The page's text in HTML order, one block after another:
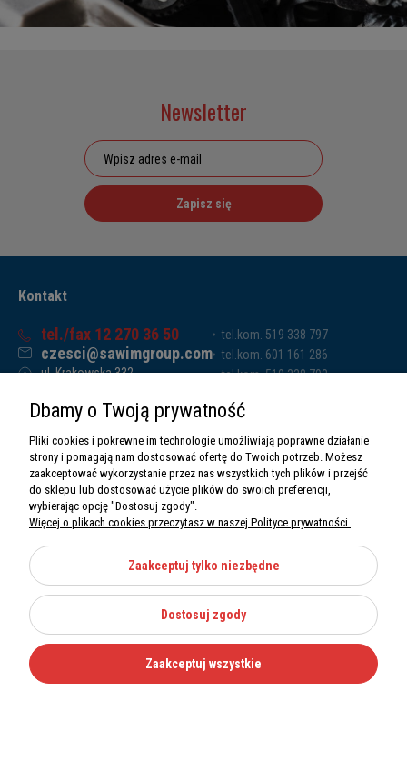
Newsletter
Zapisz się
Kontakt
tel./fax 12 270 36 50
czesci@sawimgroup.com
ul. Krakowska 332,
Sawim Group Mariusz Zdyb sp. k.
NIP: 5130284470
REGON: 5246591010
tel.kom. 519 338 797
tel.kom. 601 161 286
tel.kom. 519 338 793
O nas
Informacje
Moje konto
Kategorie
Dbamy o Twoją prywatność
Pliki cookies i pokrewne im technologie umożliwiają poprawne działanie
strony i pomagają nam dostosować ofertę do Twoich potrzeb. Możesz
zaakceptować wykorzystanie przez nas wszystkich tych plików i przejść
do sklepu lub dostosować użycie plików do swoich preferencji,
wybierając opcję "Dostosuj zgody".
Więcej o plikach cookies przeczytasz w naszej Polityce prywatności.
Zaakceptuj tylko niezbędne
Dostosuj zgody
Zaakceptuj wszystkie